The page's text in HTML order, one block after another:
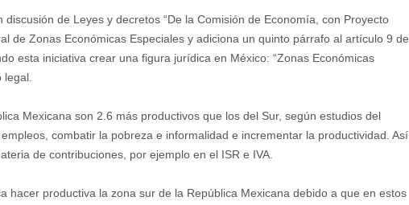
de Leyes y decretos “De la Comisión de Economía, con Proyecto
de Zonas Económicas Especiales y adiciona un quinto párrafo al artículo 9 de
esta iniciativa crear una figura jurídica en México: “Zonas Económicas
Mexicana son 2.6 más productivos que los del Sur, según estudios del
combatir la pobreza e informalidad e incrementar la productividad. Así
de contribuciones, por ejemplo en el ISR e IVA.
hacer productiva la zona sur de la República Mexicana debido a que en estos